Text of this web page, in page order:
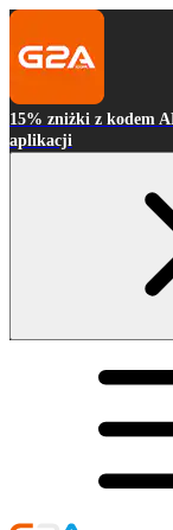
15% zniżki z kodem
aplikacji